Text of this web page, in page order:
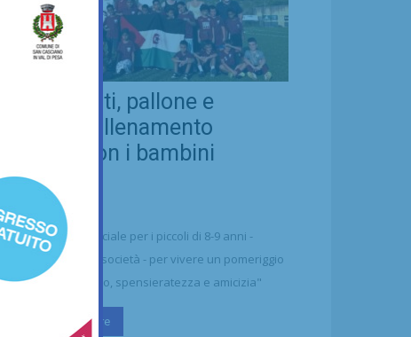
Real Chianti, pallone e
bellezza: allenamento
insieme con i bambini
Saharawi
Calcio 21/07/2026
"Un'occasione speciale per i piccoli di 8-9 anni -
sottolineano dalla società - per vivere un pomeriggio
di puro divertimento, spensieratezza e amicizia"
Continua a leggere